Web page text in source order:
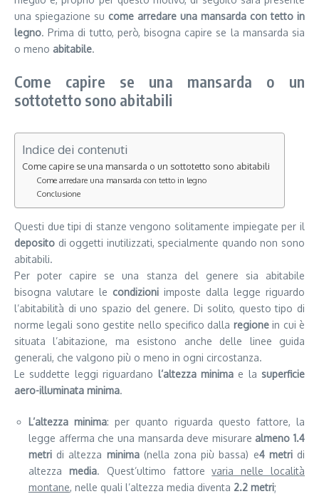
una spiegazione su come arredare una mansarda con tetto in
legno. Prima di tutto, però, bisogna capire se la mansarda sia
o meno abitabile.
Come capire se una mansarda o un
sottotetto sono abitabili
Indice dei contenuti
Come capire se una mansarda o un sottotetto sono abitabili
Come arredare una mansarda con tetto in legno
Conclusione
Questi due tipi di stanze vengono solitamente impiegate per il
deposito di oggetti inutilizzati, specialmente quando non sono
abitabili.
Per poter capire se una stanza del genere sia abitabile
bisogna valutare le condizioni imposte dalla legge riguardo
l’abitabilità di uno spazio del genere. Di solito, questo tipo di
norme legali sono gestite nello specifico dalla regionein cui è
situata l’abitazione, ma esistono anche delle linee guida
generali, che valgono più o meno in ogni circostanza.
Le suddette leggi riguardano l’altezza minimae la superficie
aero-illuminata minima.
L’altezza minima: per quanto riguarda questo fattore, la
legge afferma che una mansarda deve misurare almeno 1.4
metri di altezza minima(nella zona più bassa) e4 metri di
altezza media. Quest’ultimo fattorevaria nelle località
montane, nelle quali l’altezza media diventa 2.2 metri;